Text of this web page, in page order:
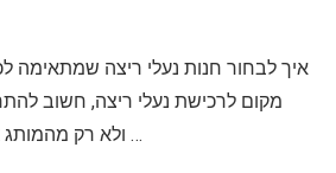
איך לבחור חנות נעלי ריצה
מקום לרכישת נעלי ריצה, חשוב
ולא רק מהמותג או מהעיצוב. נעלי ריצה …